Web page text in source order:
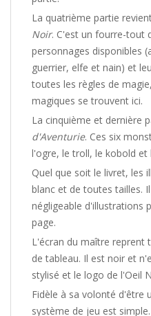
La quatrième partie
Noir. C'est un fourre-tout
personnages disponibles
guerrier, elfe et nain) et
toutes les règles de
magiques se trouvent ici.
La cinquième et dernière
d'Aventurie. Ces six
l'ogre, le troll, le kobold et
Quel que soit le livret, les
blanc et de toutes tailles.
négligeable d'illustrations
page.
L'écran du maître reprent
de tableau. Il est noir et
stylisé et le logo de l'Oeil
Fidèle à sa volonté d'être
système de jeu est